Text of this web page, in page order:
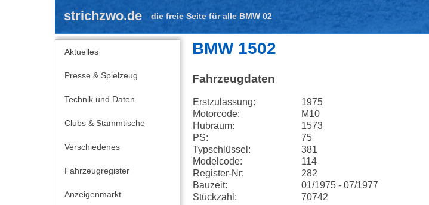
strichzwo.de die freie Seite für alle BMW 02
Aktuelles
Presse & Spielzeug
Technik und Daten
Clubs & Stammtische
Verschiedenes
Fahrzeugregister
Anzeigenmarkt
BMW 1502
Fahrzeugdaten
Erstzulassung:
1975
Motorcode:
M10
Hubraum:
1573
PS:
75
Typschlüssel:
381
Modelcode:
114
Register-Nr:
282
Bauzeit:
01/1975 - 07/1977
Stückzahl:
70742